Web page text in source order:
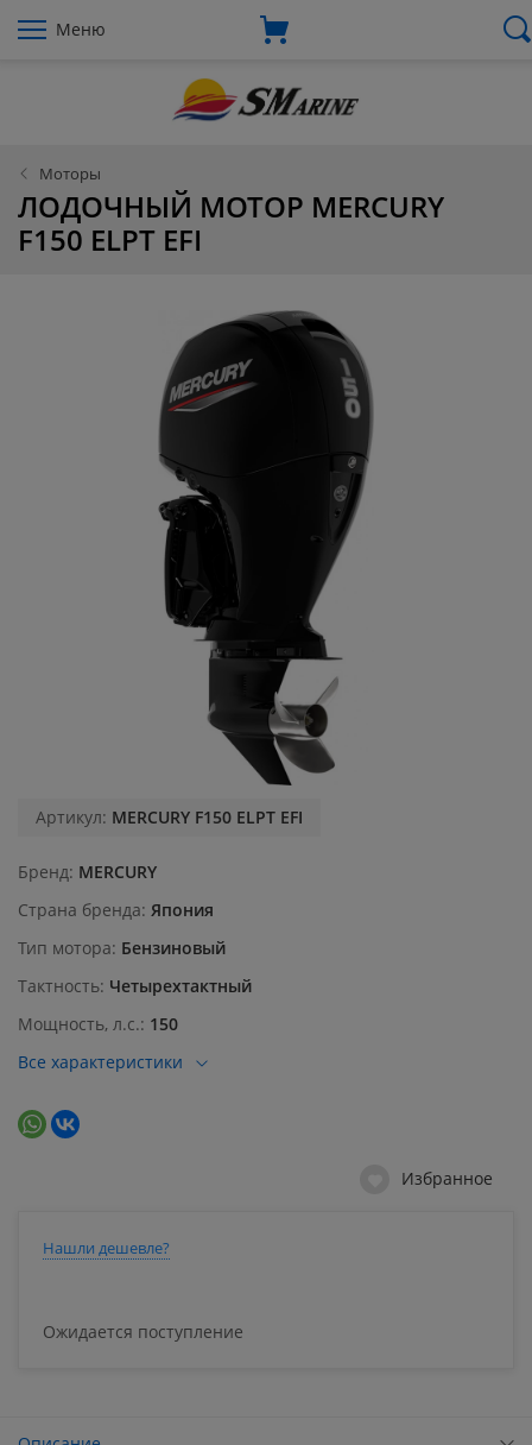
Меню
Моторы
ЛОДОЧНЫЙ МОТОР MERCURY
F150 ELPT EFI
Артикул: MERCURY F150 ELPT EFI
Бренд MERCURY
Страна бренда Япония
Тип мотора Бензиновый
Тактность Четырехтактный
Мощность, л.с. 150
Все характеристики
Избранное
Нашли дешевле?
Ожидается поступление